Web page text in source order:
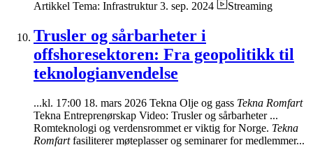
Artikkel Tema: Infrastruktur 3. sep. 2024 Streaming
Trusler og sårbarheter i
offshoresektoren: Fra geopolitikk til
teknologianvendelse
...kl. 17:00 18. mars 2026 Tekna Olje og gass Tekna Romfart
Tekna Entreprenørskap Video: Trusler og sårbarheter ...
Romteknologi og verdensrommet er viktig for Norge. Tekna
Romfartfasiliterer møteplasser og seminarer for medlemmer...